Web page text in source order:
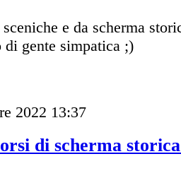
e da scherma
di gente simpatica ;)
2022 13:37
di scherma